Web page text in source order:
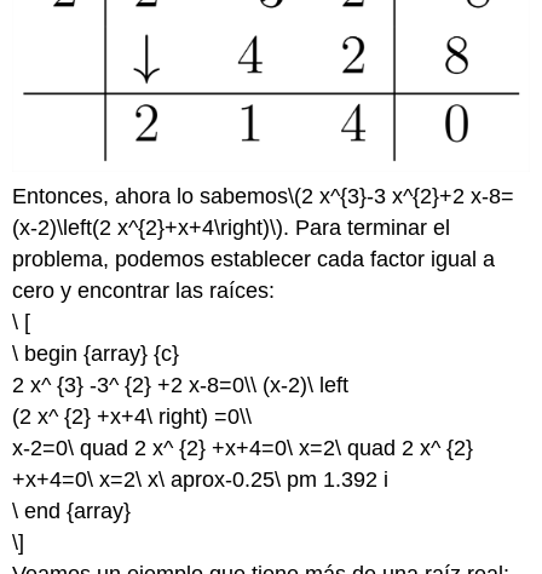
Entonces, ahora lo sabemos\(2 x^{3}-3 x^{2}+2 x-8=
(x-2)\left(2 x^{2}+x+4\right)\). Para terminar el
problema, podemos establecer cada factor igual a
cero y encontrar las raíces:
\ [
\ begin {array} {c}
2 x^ {3} -3^ {2} +2 x-8=0\\ (x-2)\ left
(2 x^ {2} +x+4\ right) =0\\
x-2=0\ quad 2 x^ {2} +x+4=0\ x=2\ quad 2 x^ {2}
+x+4=0\ x=2\ x\ aprox-0.25\ pm 1.392 i
\ end {array}
\]